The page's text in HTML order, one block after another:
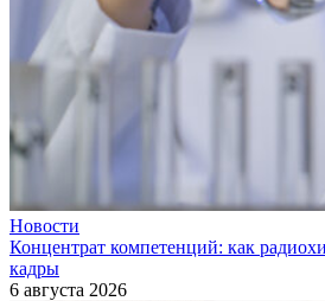
Новости
Концентрат компетенций: как
кадры
6 августа 2026